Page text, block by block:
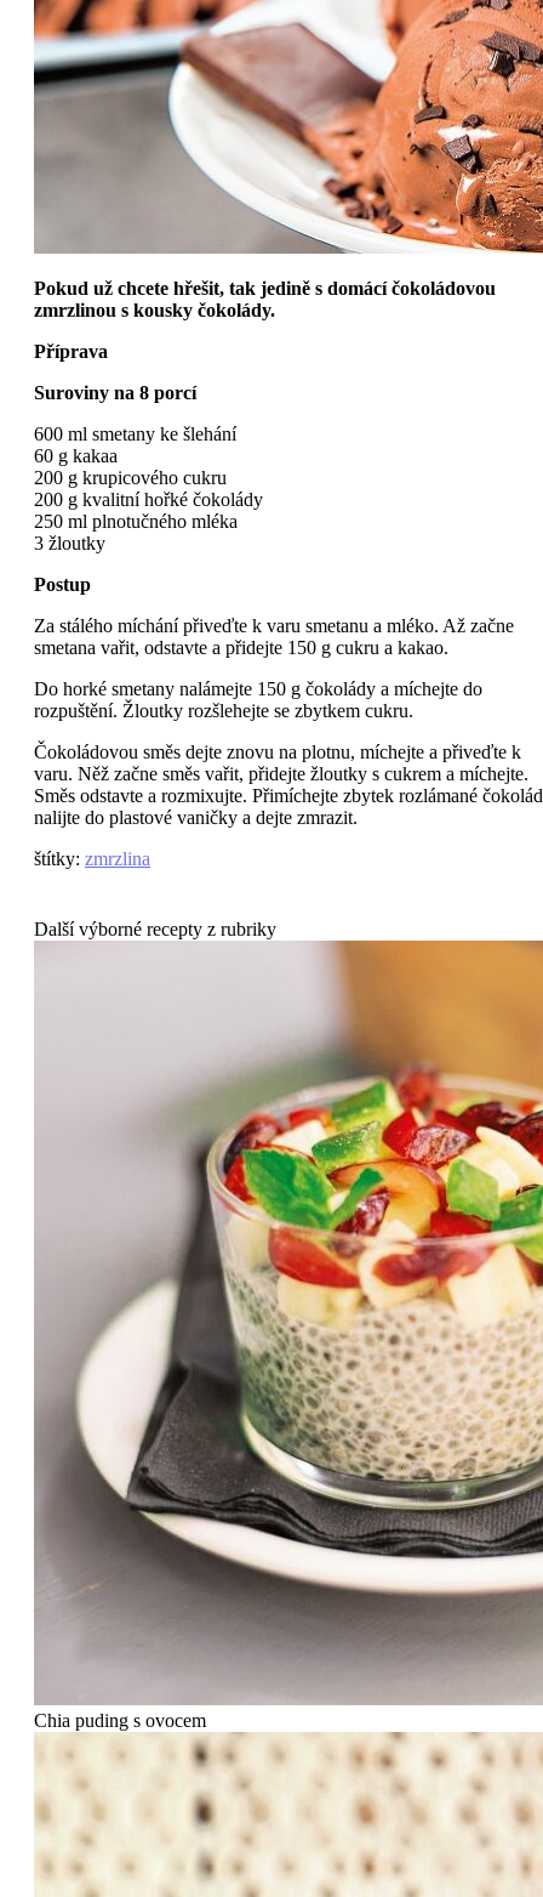
Pokud už chcete hřešit, tak jedině s domácí čokoládovou
zmrzlinou s kousky čokolády.
Příprava
Suroviny na 8 porcí
600 ml smetany ke šlehání
60 g kakaa
200 g krupicového cukru
200 g kvalitní hořké čokolády
250 ml plnotučného mléka
3 žloutky
Postup
Za stálého míchání přiveďte k varu smetanu a mléko. Až začne
smetana vařit, odstavte a přidejte 150 g cukru a kakao.
Do horké smetany nalámejte 150 g čokolády a míchejte do
rozpuštění. Žloutky rozšlehejte se zbytkem cukru.
Čokoládovou směs dejte znovu na plotnu, míchejte a přiveďte k
varu. Něž začne směs vařit, přidejte žloutky s cukrem a míchejte.
Směs odstavte a rozmixujte. Přimíchejte zbytek rozlámané
nalijte do plastové vaničky a dejte zmrazit.
štítky: zmrzlina
Další výborné recepty z rubriky
Chia puding s ovocem